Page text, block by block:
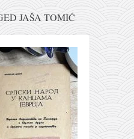
JAŠA TOMIĆ